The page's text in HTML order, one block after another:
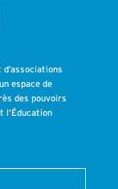
espace de
des pouvoirs
l’Éducation